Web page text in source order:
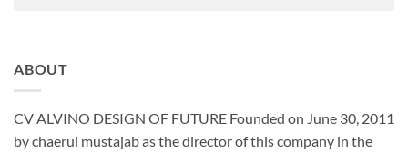
ABOUT
CV ALVINO DESIGN OF FUTURE Founded on June 30, 2011
by chaerul mustajab as the director of this company in the